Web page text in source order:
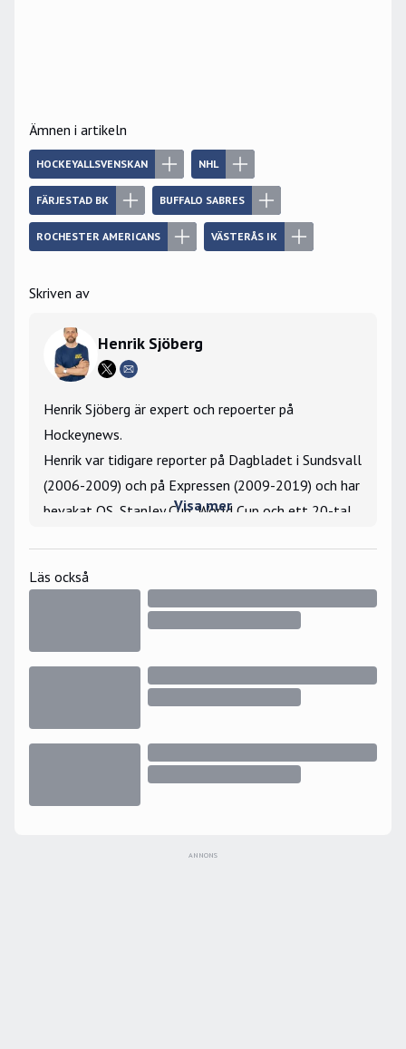
Ämnen i artikeln
HOCKEYALLSVENSKAN NHL
FÄRJESTAD BK BUFFALO SABRES
ROCHESTER AMERICANS VÄSTERÅS IK
Skriven av
Henrik Sjöberg
Henrik Sjöberg är expert och repoerter på
Hockeynews.
Henrik var tidigare reporter på Dagbladet i Sundsvall
(2006-2009) och på Expressen (2009-2019) och har
bevakat OS, Stanley Cup, World Cup och ett 20-tal
Larionov under gästspelet i Hockeyettan 2006.
Visa mer
Läs också
ANNONS